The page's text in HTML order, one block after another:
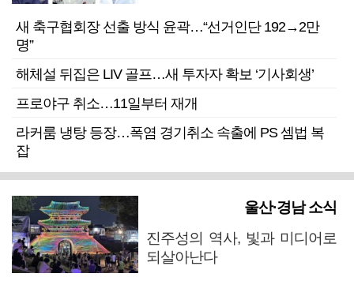
새 축구협회장 선출 방식 윤곽…“선거인단 192→2만
명”
해체설 뒤집은 LIV 골프…새 투자자 확보 ‘기사회생’
프로야구 취소…11일부터 재개
라커룸 냉탕 등장…폭염 경기취소 속출에 PS 셈법 복
잡
울산·경남 소식
진주성의 역사, 빛과 미디어로
되살아난다